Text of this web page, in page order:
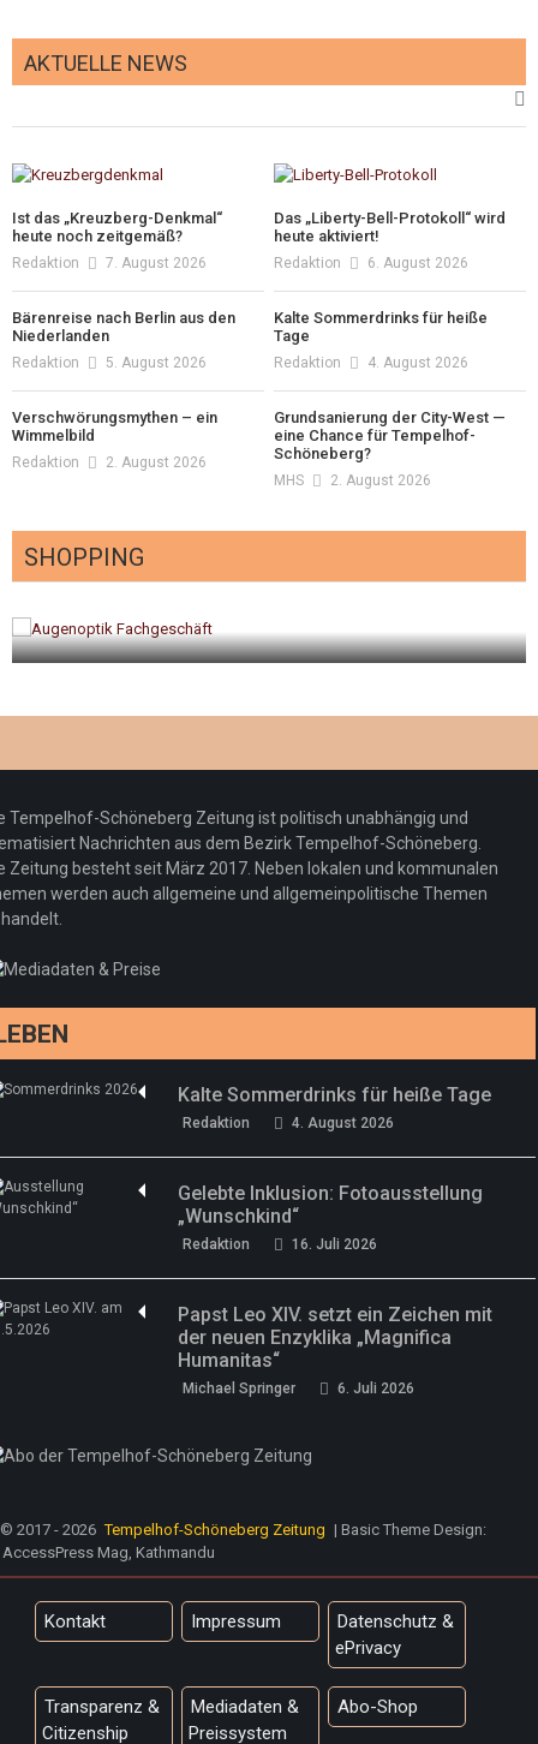
AKTUELLE NEWS
Ist das „Kreuzberg-Denkmal“
heute noch zeitgemäß?
Redaktion 7. August 2026
Das „Liberty-Bell-Protokoll“ wird
heute aktiviert!
Redaktion 6. August 2026
Bärenreise nach Berlin aus den
Niederlanden
Redaktion 5. August 2026
Kalte Sommerdrinks für heiße
Tage
Redaktion 4. August 2026
Verschwörungsmythen – ein
Wimmelbild
Redaktion 2. August 2026
Grundsanierung der City-West —
eine Chance für Tempelhof-
Schöneberg?
MHS 2. August 2026
SHOPPING
Redaktion 23. Juli 2026
Tempelhof-Schöneberg Zeitung ist politisch unabhängig und
Nachrichten aus dem Bezirk Tempelhof-Schöneberg.
Zeitung besteht seit März 2017. Neben lokalen und kommunalen
werden auch allgemeine und allgemeinpolitische Themen
Kalte Sommerdrinks für heiße Tage
Redaktion 4. August 2026
Gelebte Inklusion: Fotoausstellung
„Wunschkind“
Redaktion 16. Juli 2026
Papst Leo XIV. setzt ein Zeichen mit
der neuen Enzyklika „Magnifica
Humanitas“
Michael Springer 6. Juli 2026
© 2017 - 2026 Tempelhof-Schöneberg Zeitung | Basic Theme Design:
AccessPress Mag, Kathmandu
Kontakt Impressum
Datenschutz &
ePrivacy
Transparenz &
Citizenship
Mediadaten &
Preissystem
Abo-Shop